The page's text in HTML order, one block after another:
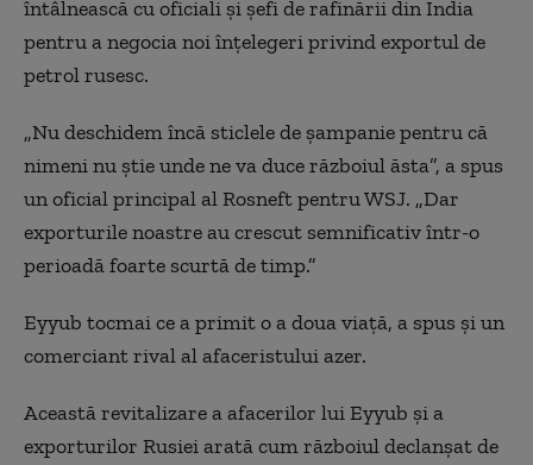
întâlnească cu oficiali și șefi de rafinării din India
pentru a negocia noi înțelegeri privind exportul de
petrol rusesc.
„Nu deschidem încă sticlele de șampanie pentru că
nimeni nu știe unde ne va duce războiul ăsta”, a spus
un oficial principal al Rosneft pentru WSJ. „Dar
exporturile noastre au crescut semnificativ într-o
perioadă foarte scurtă de timp.”
Eyyub tocmai ce a primit o a doua viață, a spus și un
comerciant rival al afaceristului azer.
Această revitalizare a afacerilor lui Eyyub și a
exporturilor Rusiei arată cum războiul declanșat de